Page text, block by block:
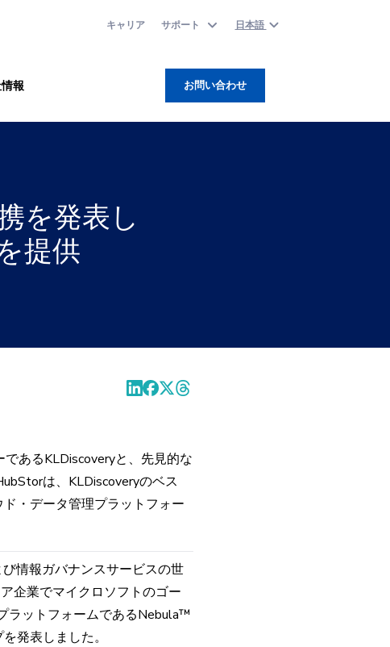
キャリア サポート 日本語
報 お問い合わせ
を発表し
提供
あるKLDiscoveryと、先見的な
は、KLDiscoveryのベス
・データ管理プラットフォー
情報ガバナンスサービスの世
企業でマイクロソフトのゴー
ラットフォームであるNebula™
発表しました。